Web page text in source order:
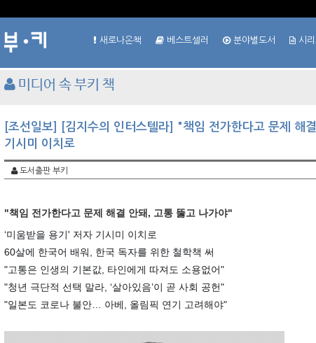
새로나온책 베스트셀러 분야별도서 시
미디어 속 부키 책
[조선일보] [김지수의 인터스텔라] "책임 전가한다고 문제 해
기시미 이치로
도서출판 부키
"책임 전가한다고 문제 해결 안돼, 고통 뚫고 나가야"
‘미움받을 용기' 저자 기시미 이치로
60살에 한국어 배워, 한국 독자를 위한 철학책 써
"고통은 인생의 기본값, 타인에게 따져도 소용없어"
"청년 극단적 선택 말라, ‘살아있음’이 곧 사회 공헌"
"일본도 코로나 불안… 아베, 올림픽 연기 고려해야"